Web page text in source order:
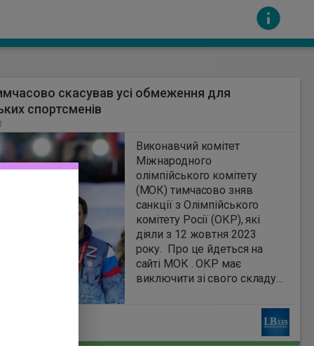
за вміст інших сайтів. Всі авторскі права
скасував усі обмеження для
спортсменів
Виконавчий комітет
Міжнародного
олімпійського комітету
(МОК) тимчасово зняв
санкції з Олімпійського
комітету Росії (ОКР), які
діяли з 12 жовтня 2023
року. Про це йдеться на
сайті МОК . ОКР має
виключити зі свого складу
організації на окупованих